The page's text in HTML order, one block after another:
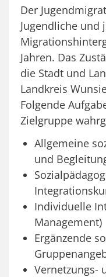
Der
Jugendliche und
Jahren. Das
die Stadt und
Landkreis
Folgende
Zielgruppe
Allgemeine
und
Individuelle
Management)
Ergänzende
Vernetzungs-